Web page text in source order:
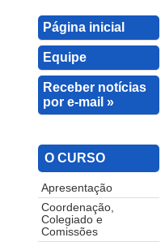
Página inicial
Equipe
Receber notícias
por e-mail »
O CURSO
Apresentação
Coordenação,
Colegiado e
Comissões